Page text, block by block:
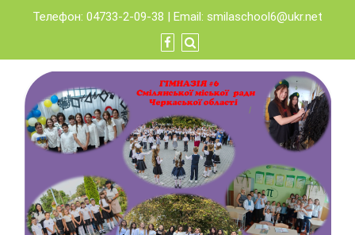
content
Телефон: 04733-2-09-38 | Email: smilaschool6@ukr.net